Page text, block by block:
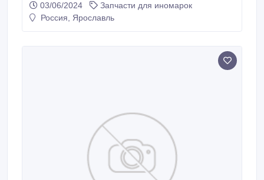
03/06/2024
Запчасти для иномарок
Россия, Ярославль